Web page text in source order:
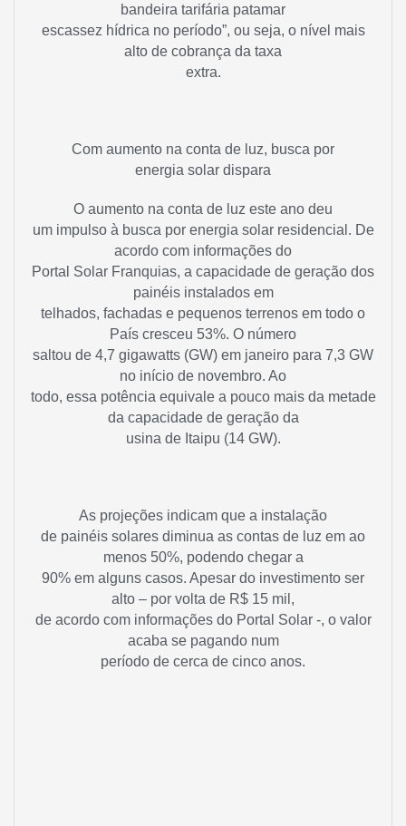
bandeira tarifária patamar
escassez hídrica no período”, ou seja, o nível mais
alto de cobrança da taxa
extra.
Com aumento na conta de luz, busca por
energia solar dispara
O aumento na conta de luz este ano deu
um impulso à busca por energia solar residencial. De
acordo com informações do
Portal Solar Franquias, a capacidade de geração dos
painéis instalados em
telhados, fachadas e pequenos terrenos em todo o
País cresceu 53%. O número
saltou de 4,7 gigawatts (GW) em janeiro para 7,3 GW
no início de novembro. Ao
todo, essa potência equivale a pouco mais da metade
da capacidade de geração da
usina de Itaipu (14 GW).
As projeções indicam que a instalação
de painéis solares diminua as contas de luz em ao
menos 50%, podendo chegar a
90% em alguns casos. Apesar do investimento ser
alto – por volta de R$ 15 mil,
de acordo com informações do Portal Solar -, o valor
acaba se pagando num
período de cerca de cinco anos.